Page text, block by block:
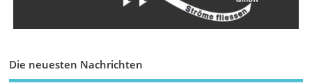
Die neuesten Nachrichten